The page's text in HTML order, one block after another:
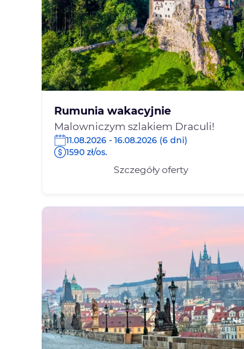
Rumunia wakacyjnie
Malowniczym szlakiem Draculi!
11.08.2026 - 16.08.2026 (6 dni)
1590 zł/os.
Szczegóły oferty